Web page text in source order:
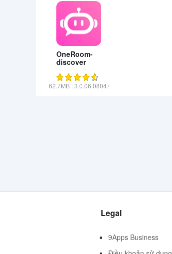
OneRoom-
discover
62.7MB | 3.0.06.0804.09
Legal
9Apps Business